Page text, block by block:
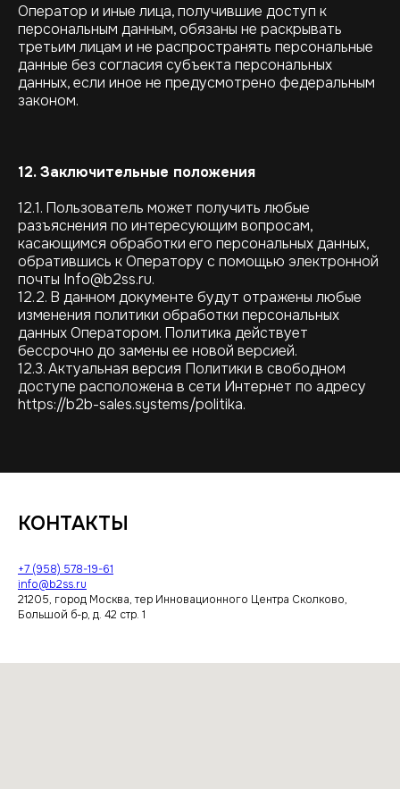
Оператор и иные лица, получившие доступ к
персональным данным, обязаны не раскрывать
третьим лицам и не распространять персональные
данные без согласия субъекта персональных
данных, если иное не предусмотрено федеральным
законом.
12. Заключительные положения
12.1. Пользователь может получить любые
разъяснения по интересующим вопросам,
касающимся обработки его персональных данных,
обратившись к Оператору с помощью электронной
почты Info@b2ss.ru.
12.2. В данном документе будут отражены любые
изменения политики обработки персональных
данных Оператором. Политика действует
бессрочно до замены ее новой версией.
12.3. Актуальная версия Политики в свободном
доступе расположена в сети Интернет по адресу
https://b2b-sales.systems/politika.
КОНТАКТЫ
+7 (958) 578-19-61
info@b2ss.ru
21205, город Москва, тер Инновационного Центра Сколково,
Большой б-р, д. 42 стр. 1